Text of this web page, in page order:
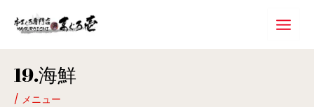
19.海鮮
/ メニュー
navigation